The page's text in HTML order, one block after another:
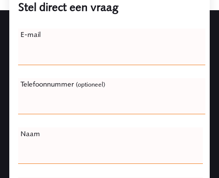
Stel direct een vraag
this
E-mail
Telefoonnummer (optioneel)
Naam